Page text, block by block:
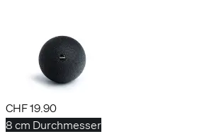
CHF 19.90
8 cm Durchmesser